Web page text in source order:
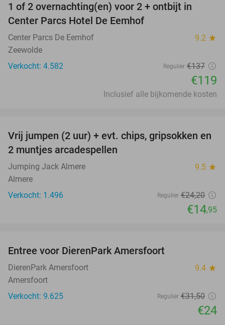
1 of 2 overnachting(en) voor 2 + ontbijt in
Center Parcs Hotel De Eemhof
Center Parcs De Eemhof 9.2 star
Zeewolde
Verkocht: 4.582
Regulier €137
€119
Inclusief alle bijkomende kosten
38%
Vrij jumpen (2 uur) + evt. chips, gripsokken en
2 muntjes arcadespellen
Jumping Jack Almere 9.5 star
Almere
Verkocht: 1.496
Regulier €24,20
€14,95
Entree voor DierenPark Amersfoort
DierenPark Amersfoort 9.4 star
Amersfoort
Verkocht: 9.625
Regulier €31,50
€24